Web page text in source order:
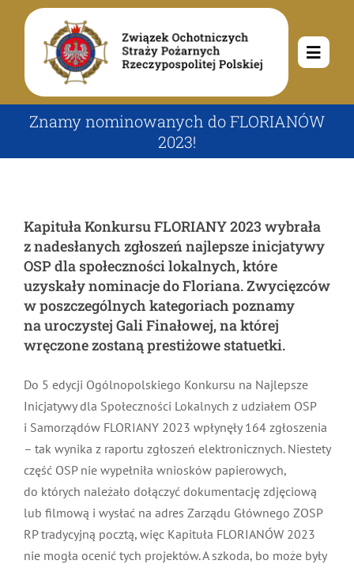
Przejdź
zawartości
Toggle
O nas
Rodowód
Władze
Dokumenty
Media
Kalendarz wydarzeń
Ogłoszenia
Ochotnicze Straże Pożarne
Działalność
Dzieci i młodzież
OTWP
PNWM
Orkiestry
Sport
Floriany
Historia
Kontakt
System OSP
Forum
Poradnik
Sklep
Znamy nominowanych do FLORIANÓW
2023!
Kapituła Konkursu FLORIANY 2023 wybrała
z nadesłanych zgłoszeń najlepsze inicjatywy
OSP dla społeczności lokalnych, które
uzyskały nominacje do Floriana. Zwycięzców
w poszczególnych kategoriach poznamy
na uroczystej Gali Finałowej, na której
wręczone zostaną prestiżowe statuetki.
Do 5 edycji Ogólnopolskiego Konkursu na Najlepsze
Inicjatywy dla Społeczności Lokalnych z udziałem OSP
i Samorządów FLORIANY 2023 wpłynęły 164 zgłoszenia
– tak wynika z raportu zgłoszeń elektronicznych. Niestety
część OSP nie wypełniła wniosków papierowych,
do których należało dołączyć dokumentację zdjęciową
lub filmową i wysłać na adres Zarządu Głównego ZOSP
RP tradycyjną pocztą, więc Kapituła FLORIANÓW 2023
nie mogła ocenić tych projektów. A szkoda, bo może były